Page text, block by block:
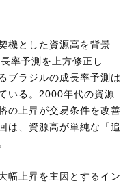
機とした資源高を背景
率予測を上方修正し
ブラジルの成長率予測は
いる。2000年代の資源
の上昇が交易条件を改善
は、資源高が単純な「追
幅上昇を主因とするイン